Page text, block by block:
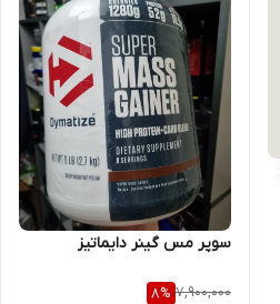
سوپر مس گینر دایماتیز
7,900,000
8%